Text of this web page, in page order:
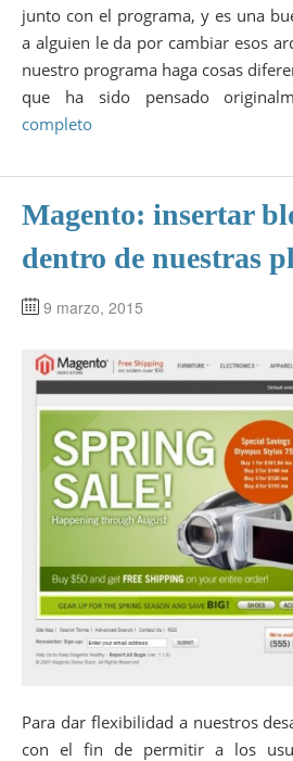
junto con el programa, y es una
a alguien le da por cambiar esos
nuestro programa haga cosas
que ha sido pensado
completo
Magento: insertar
dentro de nuestras
9 marzo, 2015
Para dar flexibilidad a nuestros
con el fin de permitir a los